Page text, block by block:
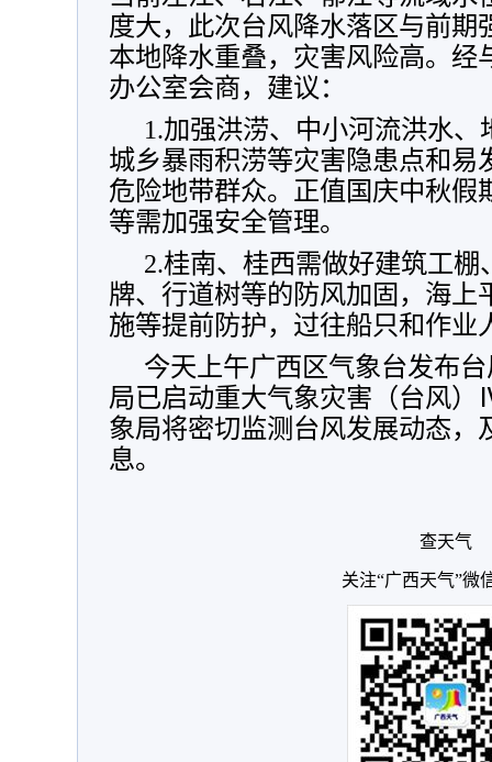
度大，此次台风降水落区与前期
本地降水重叠，灾害风险高。经
办公室会商，建议：
1.加强洪涝、中小河流洪水
城乡暴雨积涝等灾害隐患点和易
危险地带群众。正值国庆中秋假
等需加强安全管理。
2.桂南、桂西需做好建筑工
牌、行道树等的防风加固，海上
施等提前防护，过往船只和作业
今天上午广西区气象台发布
局已启动重大气象灾害（台风
象局将密切监测台风发展动态，
息。
查天气
关注“广西天气”微